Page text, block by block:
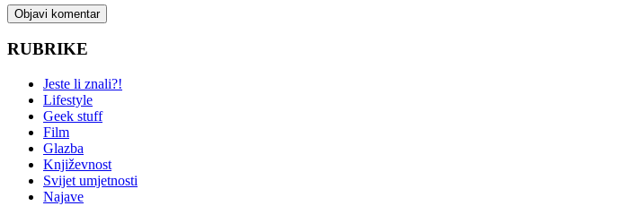
RUBRIKE
Jeste li znali?!
Lifestyle
Geek stuff
Film
Glazba
Književnost
Svijet umjetnosti
Najave